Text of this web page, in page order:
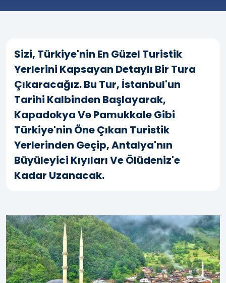
Sizi, Türkiye'nin En Güzel Turistik
Yerlerini Kapsayan Detaylı Bir Tura
Çıkaracağız. Bu Tur, İstanbul'un
Tarihi Kalbinden Başlayarak,
Kapadokya Ve Pamukkale Gibi
Türkiye'nin Öne Çıkan Turistik
Yerlerinden Geçip, Antalya'nın
Büyüleyici Kıyıları Ve Ölüdeniz'e
Kadar Uzanacak.